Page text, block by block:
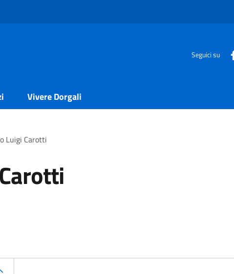
Seguici su
Vivere Dorgali
Luigi Carotti